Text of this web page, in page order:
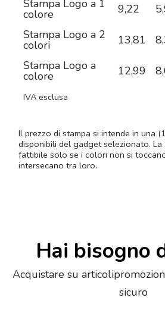
Stampa Logo a 1
colore 9,22
Stampa Logo a 2
colori 13,81
Stampa Logo a
colore 12,99
IVA esclusa
Il prezzo di stampa si intende in una
disponibili del gadget selezionato.
fattibile solo se i colori non si
intersecano tra loro.
Hai bisogno
Acquistare su
sicuro